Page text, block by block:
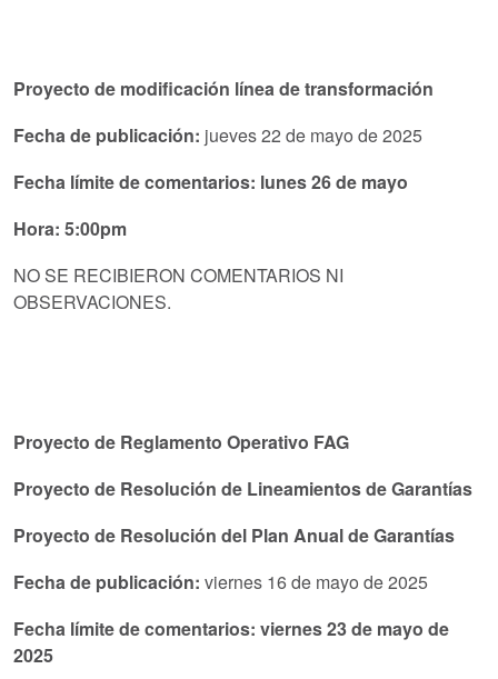
Proyecto de modificación línea de transformación
Fecha de publicación: jueves 22 de mayo de 2025
Fecha límite de comentarios: lunes 26 de mayo
Hora: 5:00pm
NO SE RECIBIERON COMENTARIOS NI
OBSERVACIONES.
Proyecto de Reglamento Operativo FAG
Proyecto de Resolución de Lineamientos de Garantías
Proyecto de Resolución del Plan Anual de Garantías
Fecha de publicación: viernes 16 de mayo de 2025
Fecha límite de comentarios: viernes 23 de mayo de
2025